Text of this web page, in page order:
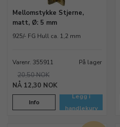
Mellomstykke Stjerne,
matt, Ø: 5 mm
925/- FG Hull ca. 1,2 mm
Varenr. 355911 På lager
12,30 NOK
20,50 NOK
Info
Legg i
handlekurv